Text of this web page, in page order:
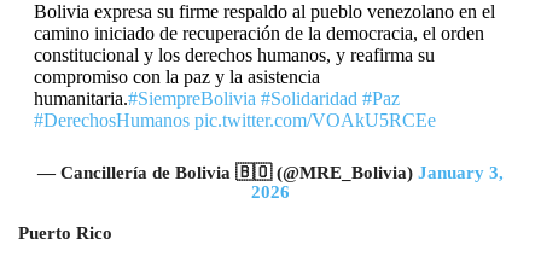
Bolivia expresa su firme respaldo al pueblo venezolano en el
camino iniciado de recuperación de la democracia, el orden
constitucional y los derechos humanos, y reafirma su
compromiso con la paz y la asistencia
humanitaria.#SiempreBolivia #Solidaridad #Paz
#DerechosHumanos pic.twitter.com/VOAkU5RCEe
— Cancillería de Bolivia 🇧🇴 (@MRE_Bolivia) January 3,
2026
Puerto Rico